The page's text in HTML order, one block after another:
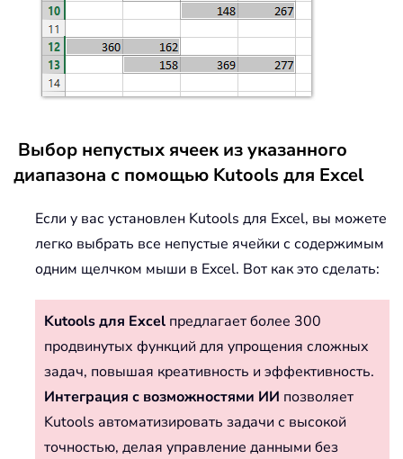
Выбор непустых ячеек из указанного
диапазона с помощью Kutools для Excel
Если у вас установлен Kutools для Excel, вы можете
легко выбрать все непустые ячейки с содержимым
одним щелчком мыши в Excel. Вот как это сделать:
Kutools для Excel предлагает более 300
продвинутых функций для упрощения сложных
задач, повышая креативность и эффективность.
Интеграция с возможностями ИИ позволяет
Kutools автоматизировать задачи с высокой
точностью, делая управление данными без